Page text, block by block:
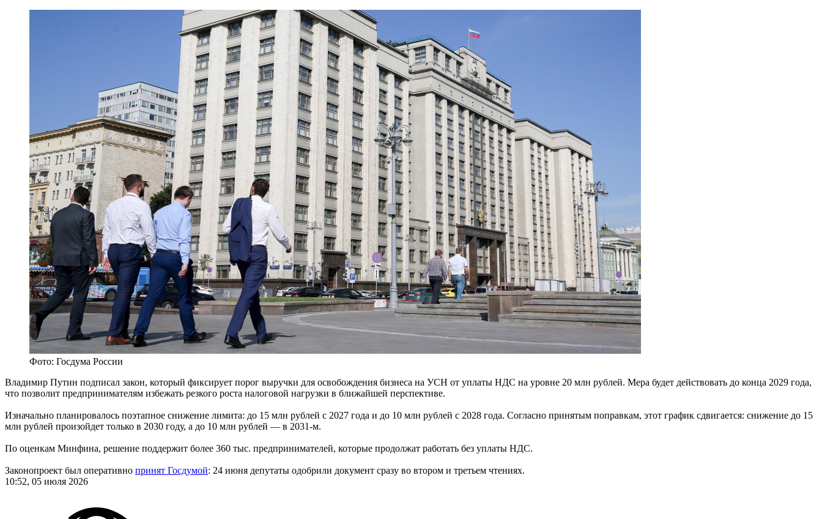
Фото: Госдума России
Владимир Путин подписал закон, который фиксирует порог выручки для освобождения бизнеса на УСН от уплаты НДС на уровне 20 млн рублей. Мера будет действовать до конца 2029 года,
что позволит предпринимателям избежать резкого роста налоговой нагрузки в ближайшей перспективе.
Изначально планировалось поэтапное снижение лимита: до 15 млн рублей с 2027 года и до 10 млн рублей с 2028 года. Согласно принятым поправкам, этот график сдвигается: снижение до 15
млн рублей произойдет только в 2030 году, а до 10 млн рублей — в 2031-м.
По оценкам Минфина, решение поддержит более 360 тыс. предпринимателей, которые продолжат работать без уплаты НДС.
Законопроект был оперативно принят Госдумой: 24 июня депутаты одобрили документ сразу во втором и третьем чтениях.
10:52, 05 июля 2026